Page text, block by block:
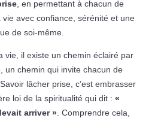
, en permettant à chacun de
avec confiance, sérénité et une
de soi-même.
vie, il existe un chemin éclairé par
un chemin qui invite chacun de
lâcher prise, c’est embrasser
loi de la spiritualité qui dit : «
arriver ». Comprendre cela,